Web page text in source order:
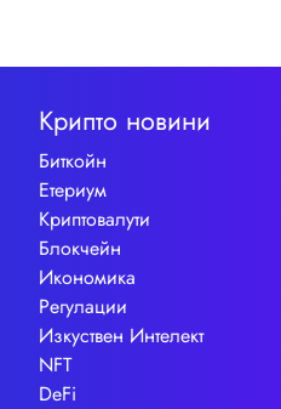
Крипто новини
Биткойн
Етериум
Криптовалути
Блокчейн
Икономика
Регулации
Изкуствен Интелект
NFT
DeFi